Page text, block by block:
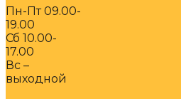
Пн-Пт 09.00-
19.00
Сб 10.00-
17.00
Вс –
выходной